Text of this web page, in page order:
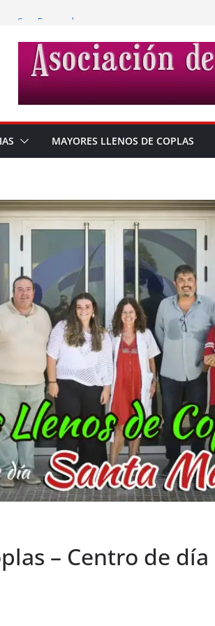
3 MANOLO
MAYORES LLENOS DE COPLAS
– Centro de día